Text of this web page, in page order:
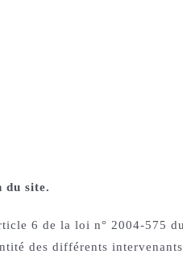
du site.
6 de la loi n° 2004-575
des différents